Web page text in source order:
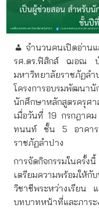
จำนวนคนเปิดอ่านแ
รศ.ดร.ฟิสิกส์ ฌอณ
มหาวิทยาลัยราชภัฏล
โครงการอบรมพัฒนา
นักศึกษาหลักสูตรครุศ
เมื่อวันที่ 19 กรกฎาค
ทนนท์ ชั้น 5 อาคารบ
ราชภัฏลำปาง
การจัดกิจกรรมในครั้
เตรียมความพร้อมให้กั
วิชาชีพระหว่างเรียน
บทบาทหน้าที่และภาร